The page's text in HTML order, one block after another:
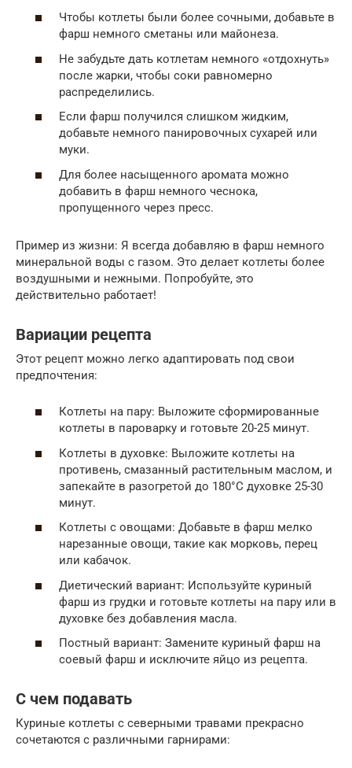
Чтобы котлеты были более сочными, добавьте в
фарш немного сметаны или майонеза.
Не забудьте дать котлетам немного «отдохнуть»
после жарки, чтобы соки равномерно
распределились.
Если фарш получился слишком жидким,
добавьте немного панировочных сухарей или
муки.
Для более насыщенного аромата можно
добавить в фарш немного чеснока,
пропущенного через пресс.
Пример из жизни: Я всегда добавляю в фарш немного
минеральной воды с газом. Это делает котлеты более
воздушными и нежными. Попробуйте, это
действительно работает!
Вариации рецепта
Этот рецепт можно легко адаптировать под свои
предпочтения:
Котлеты на пару: Выложите сформированные
котлеты в пароварку и готовьте 20-25 минут.
Котлеты в духовке: Выложите котлеты на
противень, смазанный растительным маслом, и
запекайте в разогретой до 180°C духовке 25-30
минут.
Котлеты с овощами: Добавьте в фарш мелко
нарезанные овощи, такие как морковь, перец
или кабачок.
Диетический вариант: Используйте куриный
фарш из грудки и готовьте котлеты на пару или в
духовке без добавления масла.
Постный вариант: Замените куриный фарш на
соевый фарш и исключите яйцо из рецепта.
С чем подавать
Куриные котлеты с северными травами прекрасно
сочетаются с различными гарнирами: